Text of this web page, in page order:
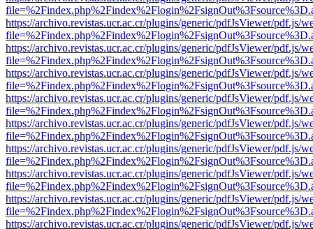
https://archivo.revistas.ucr.ac.cr/plugins/generic/pdfJsViewer/pdf.js/
https://archivo.revistas.ucr.ac.cr/plugins/generic/pdfJsViewer/pdf.js/
https://archivo.revistas.ucr.ac.cr/plugins/generic/pdfJsViewer/pdf.js/
https://archivo.revistas.ucr.ac.cr/plugins/generic/pdfJsViewer/pdf.js/
https://archivo.revistas.ucr.ac.cr/plugins/generic/pdfJsViewer/pdf.js/
https://archivo.revistas.ucr.ac.cr/plugins/generic/pdfJsViewer/pdf.js/
https://archivo.revistas.ucr.ac.cr/plugins/generic/pdfJsViewer/pdf.js/
https://archivo.revistas.ucr.ac.cr/plugins/generic/pdfJsViewer/pdf.js/
https://archivo.revistas.ucr.ac.cr/plugins/generic/pdfJsViewer/pdf.js/